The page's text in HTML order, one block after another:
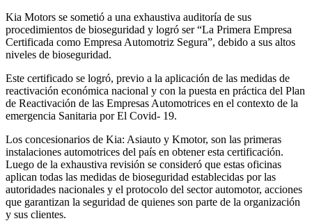
Kia Motors se sometió a una exhaustiva auditoría de sus
procedimientos de bioseguridad y logró ser “La Primera Empresa
Certificada como Empresa Automotriz Segura”, debido a sus altos
niveles de bioseguridad.
Este certificado se logró, previo a la aplicación de las medidas de
reactivación económica nacional y con la puesta en práctica del Plan
de Reactivación de las Empresas Automotrices en el contexto de la
emergencia Sanitaria por El Covid- 19.
Los concesionarios de Kia: Asiauto y Kmotor, son las primeras
instalaciones automotrices del país en obtener esta certificación.
Luego de la exhaustiva revisión se consideró que estas oficinas
aplican todas las medidas de bioseguridad establecidas por las
autoridades nacionales y el protocolo del sector automotor, acciones
que garantizan la seguridad de quienes son parte de la organización
y sus clientes.